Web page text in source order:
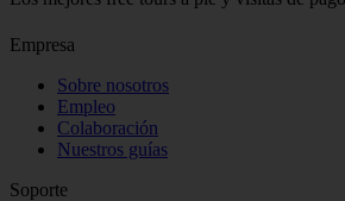
Empresa
Sobre nosotros
Empleo
Colaboración
Nuestros guías
Soporte